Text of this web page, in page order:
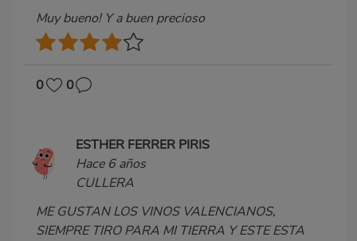
Muy bueno! Y a buen precioso
0 0
ESTHER FERRER PIRIS
Hace 6 años
CULLERA
ME GUSTAN LOS VINOS VALENCIANOS,
SIEMPRE TIRO PARA MI TIERRA Y ESTE ESTA